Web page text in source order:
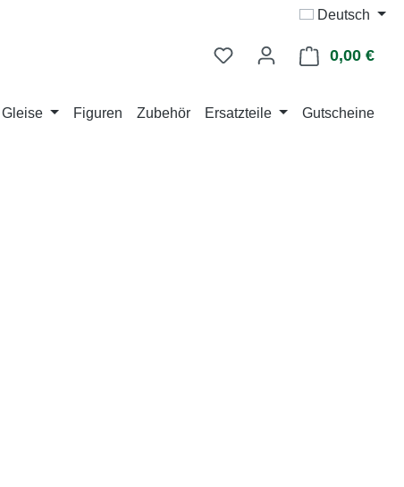
Deutsch
0,00 €
Gleise Figuren Zubehör Ersatzteile Gutscheine